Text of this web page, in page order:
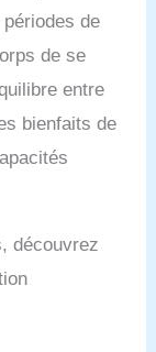
de
de se
entre
bienfaits de
découvrez